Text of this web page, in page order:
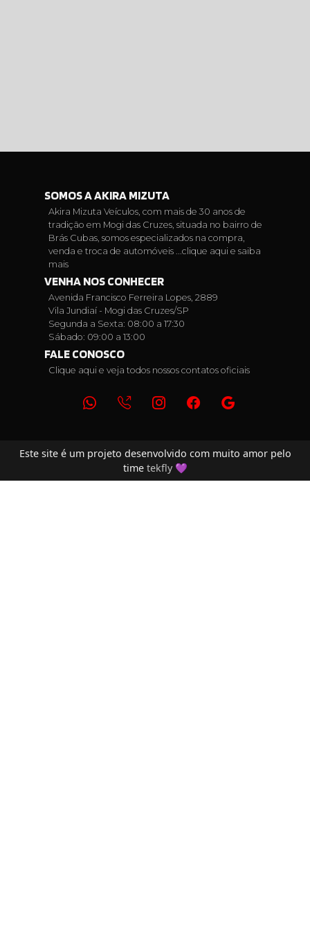
SOMOS A AKIRA MIZUTA
Akira Mizuta Veículos, com mais de 30 anos de
tradição em Mogi das Cruzes, situada no bairro de
Brás Cubas, somos especializados na compra,
venda e troca de automóveis ... clique aqui e saiba
mais
VENHA NOS CONHECER
Avenida Francisco Ferreira Lopes, 2889
Vila Jundiaí - Mogi das Cruzes/SP
Segunda a Sexta: 08:00 a 17:30
Sábado: 09:00 a 13:00
FALE CONOSCO
Clique aqui e veja todos nossos contatos oficiais
Este site é um projeto desenvolvido com muito amor pelo
time tekfly💜